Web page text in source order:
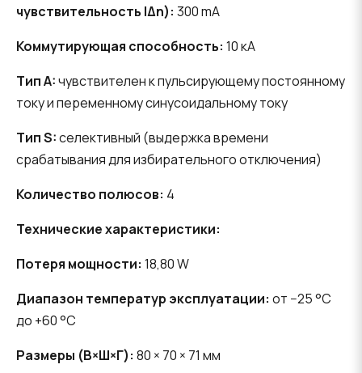
чувствительность IΔn): 300 mA
Коммутирующая способность: 10 кА
Тип A:чувствителен к пульсирующему постоянному
току и переменному синусоидальному току
Тип S:селективный (выдержка времени
срабатывания для избирательного отключения)
Количество полюсов: 4
Технические характеристики:
Потеря мощности: 18,80 W
Диапазон температур эксплуатации: от −25 °C
до +60 °C
Размеры (В×Ш×Г): 80 × 70 × 71 мм